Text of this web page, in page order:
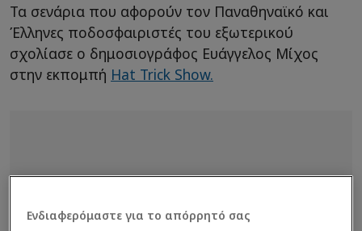
Τα σενάρια που αφορούν τον Παναθηναϊκό και
Έλληνες ποδοσφαιριστές του εξωτερικού
σχολίασε ο δημοσιογράφος Ευάγγελος Μίχος
στην εκπομπή Hat Trick Show.
Ενδιαφερόμαστε για το απόρρητό σας